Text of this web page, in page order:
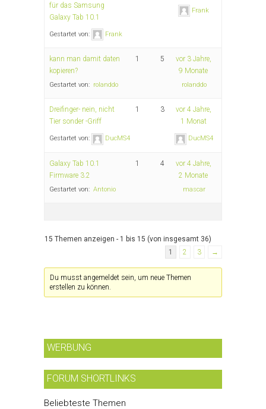
für das Samsung
Galaxy Tab 10.1
Gestartet von: Frank
Frank
kann man damit daten
kopieren?
Gestartet von: rolanddo
1 5
vor 3 Jahre,
9 Monate
rolanddo
Dreifinger- nein, nicht
Tier sonder -Griff
Gestartet von: DucMS4
1 3
vor 4 Jahre,
1 Monat
DucMS4
Galaxy Tab 10.1
Firmware 3.2
Gestartet von: Antonio
1 4
vor 4 Jahre,
2 Monate
mascar
15 Themen anzeigen - 1 bis 15 (von insgesamt 36)
1
2 3 →
Du musst angemeldet sein, um neue Themen
erstellen zu können.
WERBUNG
FORUM SHORTLINKS
Beliebteste Themen